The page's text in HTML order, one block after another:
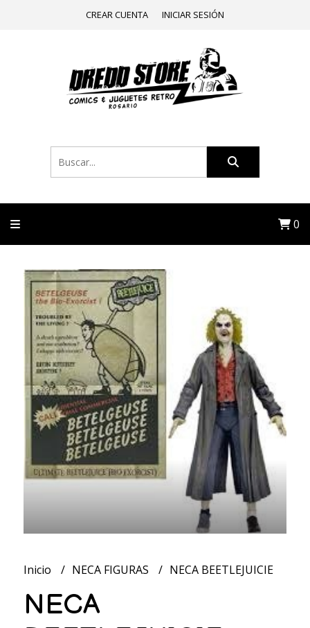
CREAR CUENTA INICIAR SESIÓN
0
Inicio NECA FIGURAS NECA BEETLEJUICIE
NECA